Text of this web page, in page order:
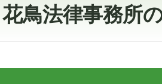
花鳥法律事務所